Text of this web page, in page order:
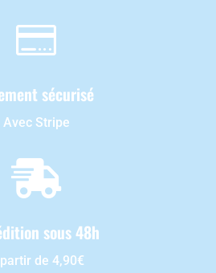

sécurisé
Avec Stripe

sous 48h
de 4,90€